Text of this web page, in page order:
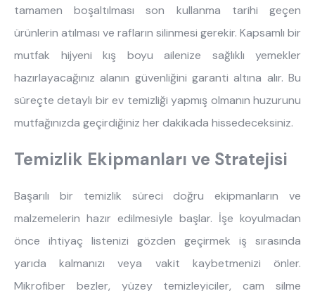
tamamen boşaltılması son kullanma tarihi geçen
ürünlerin atılması ve rafların silinmesi gerekir. Kapsamlı bir
mutfak hijyeni kış boyu ailenize sağlıklı yemekler
hazırlayacağınız alanın güvenliğini garanti altına alır. Bu
süreçte detaylı bir ev temizliği yapmış olmanın huzurunu
mutfağınızda geçirdiğiniz her dakikada hissedeceksiniz.
Temizlik Ekipmanları ve Stratejisi
Başarılı bir temizlik süreci doğru ekipmanların ve
malzemelerin hazır edilmesiyle başlar. İşe koyulmadan
önce ihtiyaç listenizi gözden geçirmek iş sırasında
yarıda kalmanızı veya vakit kaybetmenizi önler.
Mikrofiber bezler, yüzey temizleyiciler, cam silme